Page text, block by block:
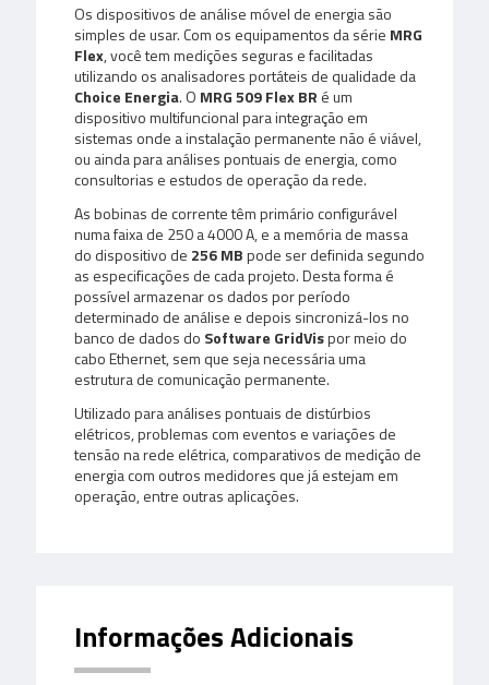
Os dispositivos de análise móvel de energia são
simples de usar. Com os equipamentos da série MRG
Flex, você tem medições seguras e facilitadas
utilizando os analisadores portáteis de qualidade da
Choice Energia. O MRG 509 Flex BR é um
dispositivo multifuncional para integração em
sistemas onde a instalação permanente não é viável,
ou ainda para análises pontuais de energia, como
consultorias e estudos de operação da rede.
As bobinas de corrente têm primário configurável
numa faixa de 250 a 4000 A, e a memória de massa
do dispositivo de 256 MBpode ser definida segundo
as especificações de cada projeto. Desta forma é
possível armazenar os dados por período
determinado de análise e depois sincronizá-los no
banco de dados do Software GridVispor meio do
cabo Ethernet, sem que seja necessária uma
estrutura de comunicação permanente.
Utilizado para análises pontuais de distúrbios
elétricos, problemas com eventos e variações de
tensão na rede elétrica, comparativos de medição de
energia com outros medidores que já estejam em
operação, entre outras aplicações.
Informações Adicionais